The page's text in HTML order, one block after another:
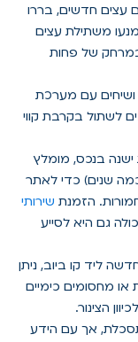
עצים חדשים, בררו
משתילת עצים
במרחק של פחות
ושיחים עם מערכת
לשתול בקרבת קווי
בנכס, מומלץ
שנים) כדי לאתר
הזמנת שירותי
גם היא לסייע
ליד קו ביוב, ניתן
או מחסומים כימיים
הצינור.
אך עם הידע